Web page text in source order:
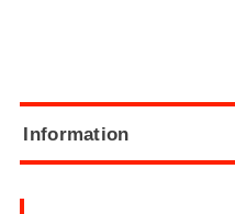
Information